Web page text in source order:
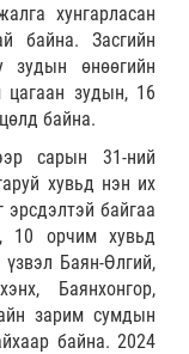
хунгарласан
байна. Засгийн
зудын өнөөгийн
зудын, 16
байна.
сарын 31-ний
хувьд нэн их
байгаа
10 орчим хувьд
Баян-Өлгий,
Баянхонгор,
зарим сумдын
байна. 2024